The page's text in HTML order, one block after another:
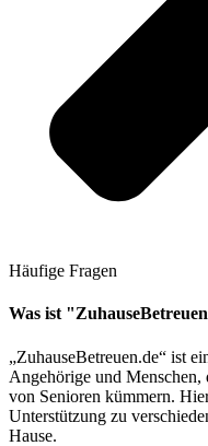
Häufige Fragen
Was ist
„ZuhauseBetreuen.de“ ist
Angehörige und Menschen,
von Senioren kümmern.
Unterstützung zu
Hause.